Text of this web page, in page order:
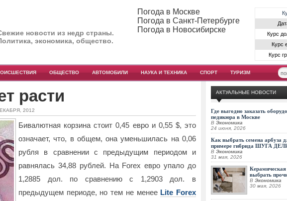
новости из недр страны.
экономика, общество.
Курс
Курс
Курс
Погода в Москве
Погода в Санкт-Петербурге
Погода в Новосибирске
ОБЩЕСТВО АВТОМОБИЛИ НАУКА И ТЕХНИКА СПОРТ ТУРИЗМ
расти
2012
Бивалютная корзина стоит 0,45 евро и 0,55 $, это
означает, что, в общем, она уменьшилась на 0,06
рубля в сравнении с предыдущим периодом и
равнялась 34,88 рублей. На Forex евро упало до
1,2885 дол. по сравнению с 1,2903 дол. в
предыдущем периоде, но тем не менее Lite Forex
АКТУАЛЬНЫЕ НОВОСТИ
Где выгодно заказать
педикюра в Москве
В Экономика
24 июня, 2026
Как выбрать семена арбуза
примере гибрида ШУГА
В Экономика
31 мая, 2026
выбрать
В Экономика
30 мая, 2026